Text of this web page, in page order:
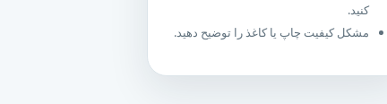
کنید.
مشکل کیفیت چاپ یا کاغذ را توضیح دهید.